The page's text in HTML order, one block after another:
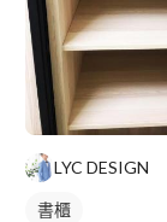
LYC DESIGN
書櫃